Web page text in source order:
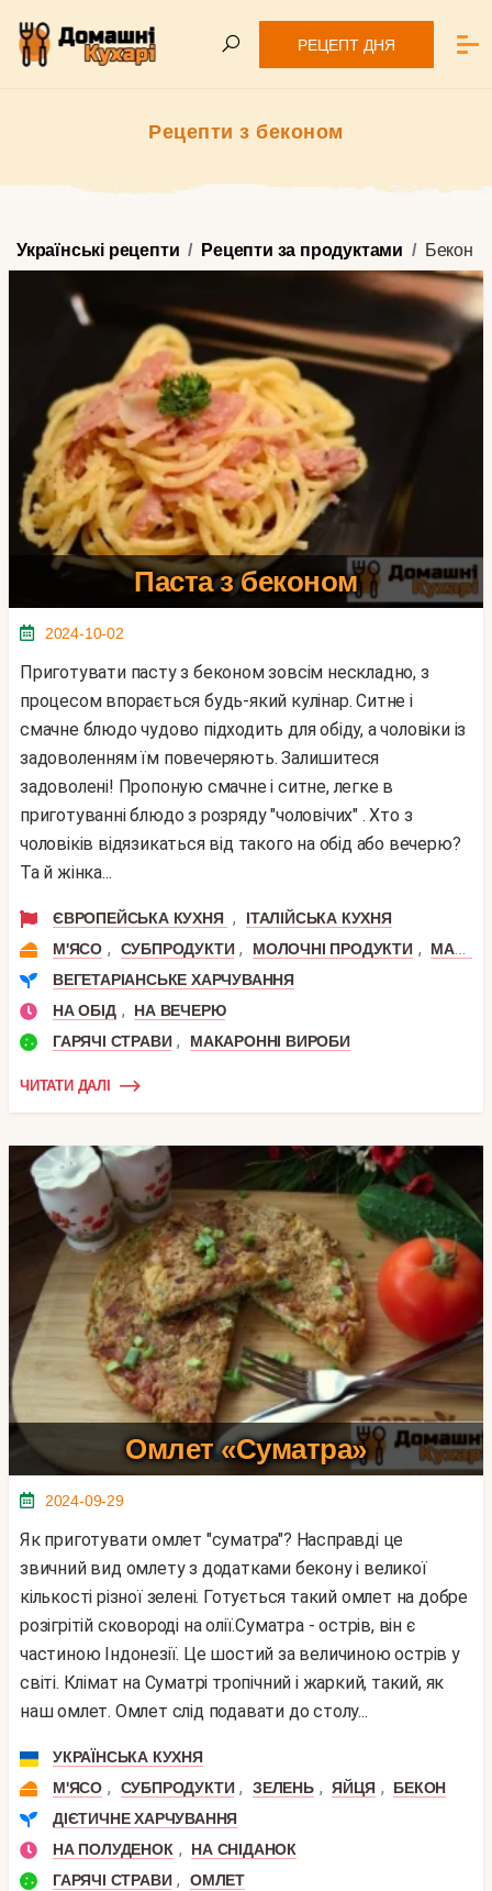
РЕЦЕПТ ДНЯ
Рецепти з беконом
Українські рецепти Рецепти за продуктами Бекон
Паста з беконом
2024-10-02
Приготувати пасту з беконом зовсім нескладно, з
процесом впорається будь-який кулінар. Ситне і
смачне блюдо чудово підходить для обіду, а чоловіки із
задоволенням їм повечеряють. Залишитеся
задоволені! Пропоную смачне і ситне, легке в
приготуванні блюдо з розряду "чоловічих" . Хто з
чоловіків відязикаться від такого на обід або вечерю?
Та й жінка...
ЄВРОПЕЙСЬКА КУХНЯ ,
ІТАЛІЙСЬКА КУХНЯ
М'ЯСО , СУБПРОДУКТИ , МОЛОЧНІ ПРОДУКТИ ,
МАКАРОНИ
ВЕГЕТАРІАНСЬКЕ ХАРЧУВАННЯ
НА ОБІД ,
НА ВЕЧЕРЮ
ГАРЯЧІ СТРАВИ , МАКАРОННІ ВИРОБИ
ЧИТАТИ ДАЛІ
Омлет «Суматра»
2024-09-29
Як приготувати омлет "суматра"? Насправді це
звичний вид омлету з додатками бекону і великої
кількості різної зелені. Готується такий омлет на добре
розігрітій сковороді на олії.Суматра - острів, він є
частиною Індонезії. Це шостий за величиною острів у
світі. Клімат на Суматрі тропічний і жаркий, такий, як
наш омлет. Омлет слід подавати до столу...
УКРАЇНСЬКА КУХНЯ
М'ЯСО , СУБПРОДУКТИ , ЗЕЛЕНЬ , ЯЙЦЯ ,
БЕКОН
ДІЄТИЧНЕ ХАРЧУВАННЯ
НА ПОЛУДЕНОК ,
НА СНІДАНОК
ГАРЯЧІ СТРАВИ , ОМЛЕТ